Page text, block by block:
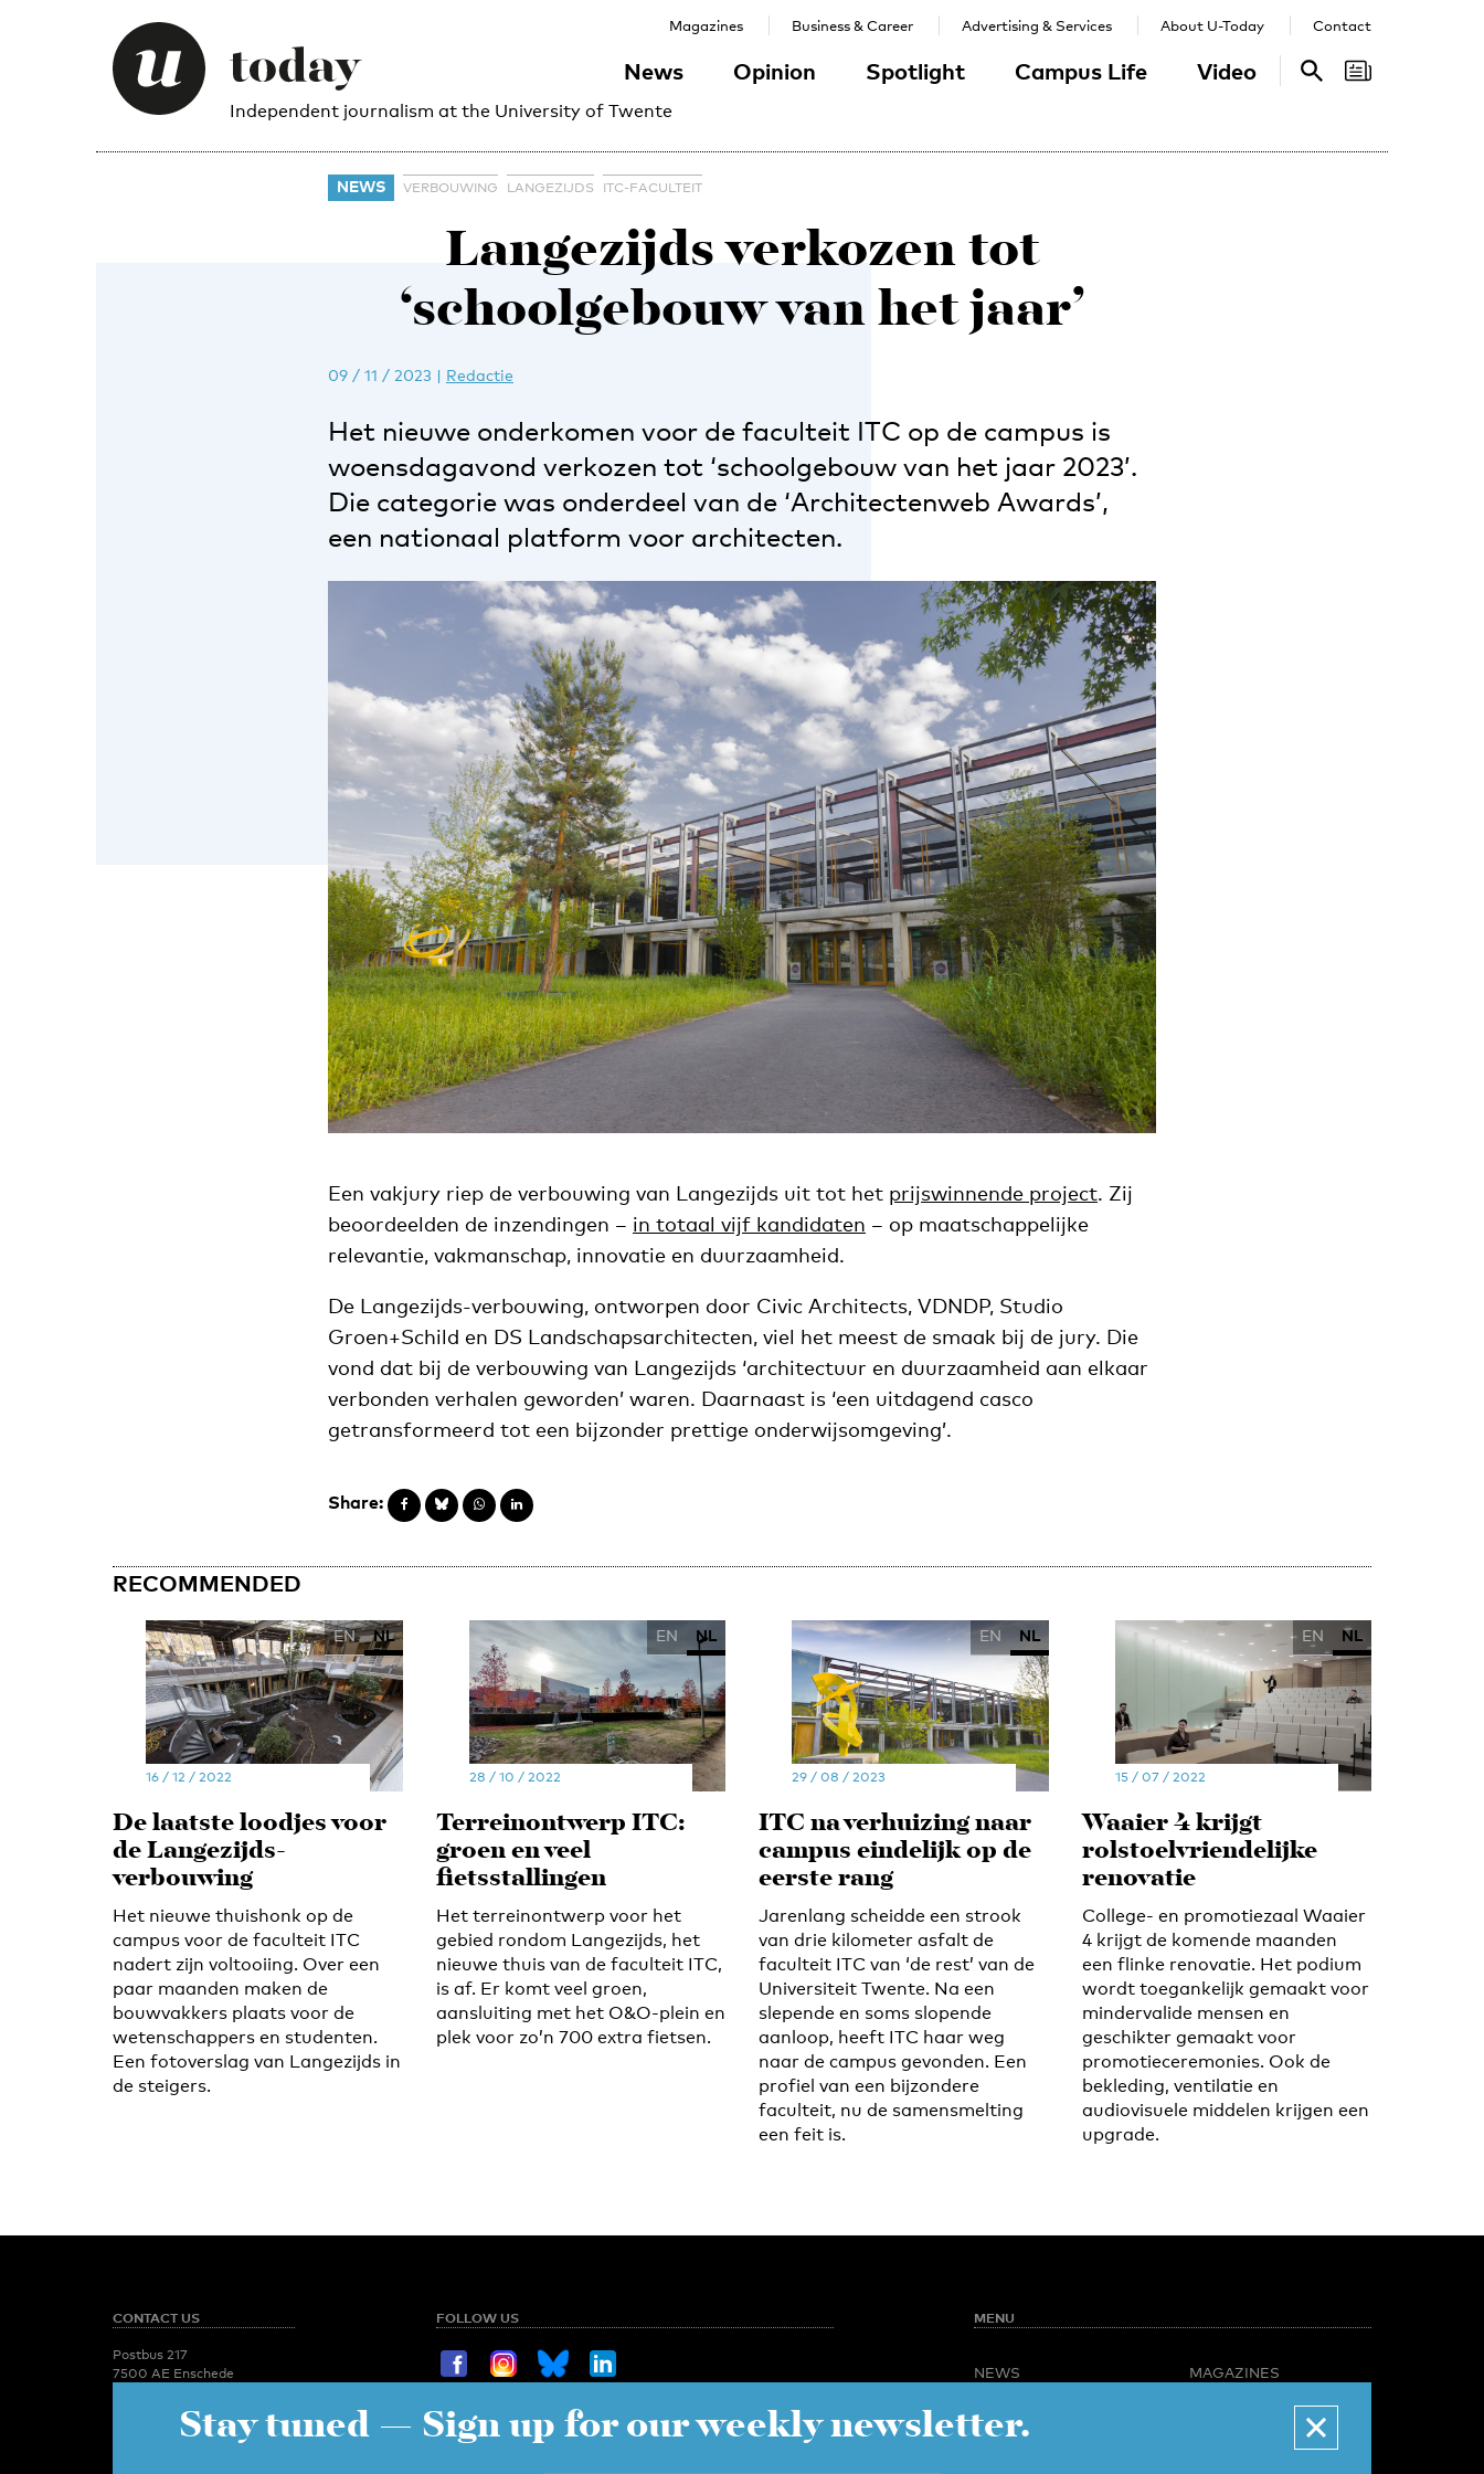
Independent journalism at the University of Twente
News Opinion Spotlight Campus Life Video
Magazines Business & Career Advertising & Services About U-Today Contact
Search
NEWS VERBOUWING LANGEZIJDS ITC-FACULTEIT
Langezijds verkozen tot
‘schoolgebouw van het jaar’
09 / 11 / 2023 | Redactie
Het nieuwe onderkomen voor de faculteit ITC op de campus is
woensdagavond verkozen tot ‘schoolgebouw van het jaar 2023’.
Die categorie was onderdeel van de ‘Architectenweb Awards’,
een nationaal platform voor architecten.
Een vakjury riep de verbouwing van Langezijds uit tot het prijswinnende project. Zij
beoordeelden de inzendingen – in totaal vijf kandidaten – op maatschappelijke
relevantie, vakmanschap, innovatie en duurzaamheid.
De Langezijds-verbouwing, ontworpen door Civic Architects, VDNDP, Studio
Groen+Schild en DS Landschapsarchitecten, viel het meest de smaak bij de jury. Die
vond dat bij de verbouwing van Langezijds ‘architectuur en duurzaamheid aan elkaar
verbonden verhalen geworden’ waren. Daarnaast is ‘een uitdagend casco
getransformeerd tot een bijzonder prettige onderwijsomgeving’.
Share:
RECOMMENDED
EN NL
16 / 12 / 2022
De laatste loodjes voor
de Langezijds-
verbouwing
Het nieuwe thuishonk op de
campus voor de faculteit ITC
nadert zijn voltooiing. Over een
paar maanden maken de
bouwvakkers plaats voor de
wetenschappers en studenten.
Een fotoverslag van Langezijds in
de steigers.
EN NL
28 / 10 / 2022
Terreinontwerp ITC:
groen en veel
fietsstallingen
Het terreinontwerp voor het
gebied rondom Langezijds, het
nieuwe thuis van de faculteit ITC,
is af. Er komt veel groen,
aansluiting met het O&O-plein en
plek voor zo’n 700 extra fietsen.
EN NL
29 / 08 / 2023
ITC na verhuizing naar
campus eindelijk op de
eerste rang
Jarenlang scheidde een strook
van drie kilometer asfalt de
faculteit ITC van ‘de rest’ van de
Universiteit Twente. Na een
slepende en soms slopende
aanloop, heeft ITC haar weg
naar de campus gevonden. Een
profiel van een bijzondere
faculteit, nu de samensmelting
een feit is.
EN NL
15 / 07 / 2022
Waaier 4 krijgt
rolstoelvriendelijke
renovatie
College- en promotiezaal Waaier
4 krijgt de komende maanden
een flinke renovatie. Het podium
wordt toegankelijk gemaakt voor
mindervalide mensen en
geschikter gemaakt voor
promotieceremonies. Ook de
bekleding, ventilatie en
audiovisuele middelen krijgen een
upgrade.
CONTACT US
Postbus 217
7500 AE Enschede
Newsroom
FOLLOW US
STAY TUNED Sign up for our weekly newsletter
MENU
NEWS
SPOTLIGHT
MAGAZINES
Stay tuned— Sign up for our weekly newsletter.